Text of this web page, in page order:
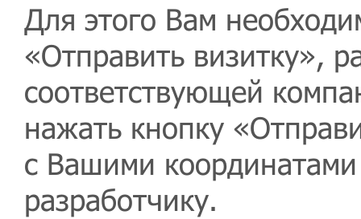
Для этого Вам
«Отправить визитку»,
соответствующей
нажать кнопку
с Вашими
разработчику.